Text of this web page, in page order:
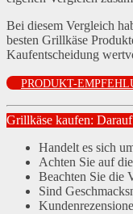
Bei diesem Vergleich
besten Grillkäse
Kaufentscheidung
PRODUKT-
Grillkäse kaufen:
Handelt es sich
Achten Sie auf
Beachten Sie die
Sind